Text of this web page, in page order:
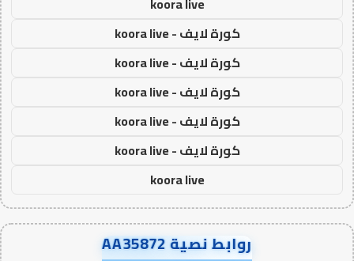
كورة لايف - koora live
كورة لايف - koora live
كورة لايف - koora live
كورة لايف - koora live
كورة لايف - koora live
koora live
روابط نصية AA35872